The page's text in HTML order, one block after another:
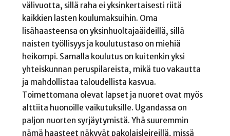
välivuotta, sillä raha ei yksinkertaisesti riitä
kaikkien lasten koulumaksuihin. Oma
lisähaasteensa on yksinhuoltajaäideillä, sillä
naisten työllisyys ja koulutustaso on miehiä
heikompi. Samalla koulutus on kuitenkin yksi
yhteiskunnan peruspilareista, mikä tuo vakautta
ja mahdollistaa taloudellista kasvua.
Toimettomana olevat lapset ja nuoret ovat myös
alttiita huonoille vaikutuksille. Ugandassa on
paljon nuorten syrjäytymistä. Yhä suuremmin
nämä haasteet näkyvät pakolaisleireillä, missä